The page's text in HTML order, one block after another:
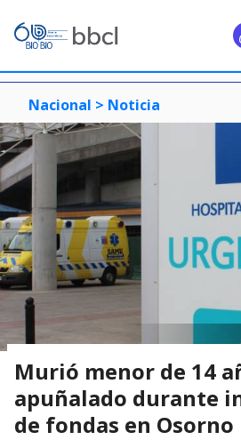
Nacional > Noticia
Murió menor de 14
apuñalado durante
de fondas en Osorno